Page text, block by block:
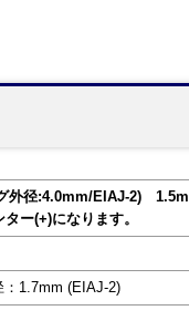
外径:4.0mm/EIAJ-2) 1.5m
ー(+)になります。
1.7mm (EIAJ-2)